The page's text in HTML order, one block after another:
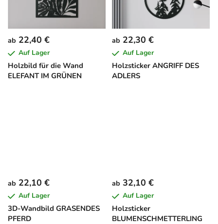
Holzbild für die Wand
ELEFANT IM GRÜNEN
ab 22,40 €
Auf Lager
Holzsticker ANGRIFF DES
ADLERS
ab 22,30 €
Auf Lager
3D-Wandbild GRASENDES
PFERD
ab 22,10 €
Auf Lager
Holzsticker
BLUMENSCHMETTERLING
ab 32,10 €
Auf Lager